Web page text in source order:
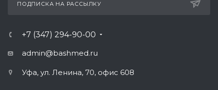
ПОДПИСКА НА РАССЫЛКУ
+7 (347) 294-90-00
admin@bashmed.ru
Уфа, ул. Ленина, 70, офис 608